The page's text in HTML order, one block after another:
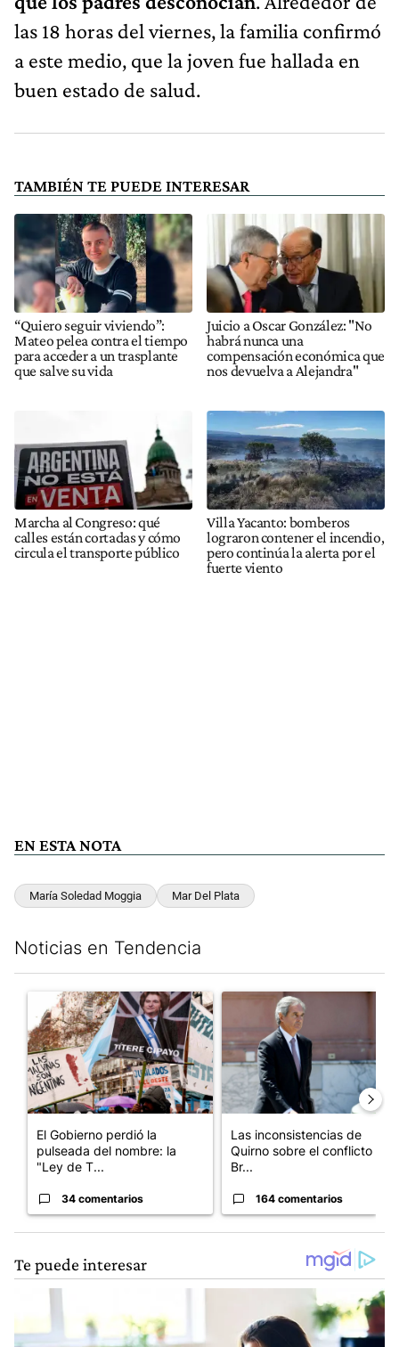
las 18 horas del viernes, la familia confirmó
a este medio, que la joven fue hallada en
buen estado de salud.
TAMBIÉN TE PUEDE INTERESAR
“Quiero seguir viviendo”:
Mateo pelea contra el tiempo
para acceder a un trasplante
que salve su vida
Juicio a Oscar González: "No
habrá nunca una
compensación económica que
nos devuelva a Alejandra"
Marcha al Congreso: qué
calles están cortadas y cómo
circula el transporte público
Villa Yacanto: bomberos
lograron contener el incendio,
pero continúa la alerta por el
fuerte viento
EN ESTA NOTA
María Soledad Moggia Mar Del Plata
Noticias en Tendencia
Un artículo de tendencia con el título "El Gobierno perdió la
El Gobierno perdió la
pulseada del nombre: la
"Ley de T...
34 comentarios
Un artículo de tendencia con
Las inconsistencias de
Quirno sobre el conflicto con
Br...
164 comentarios